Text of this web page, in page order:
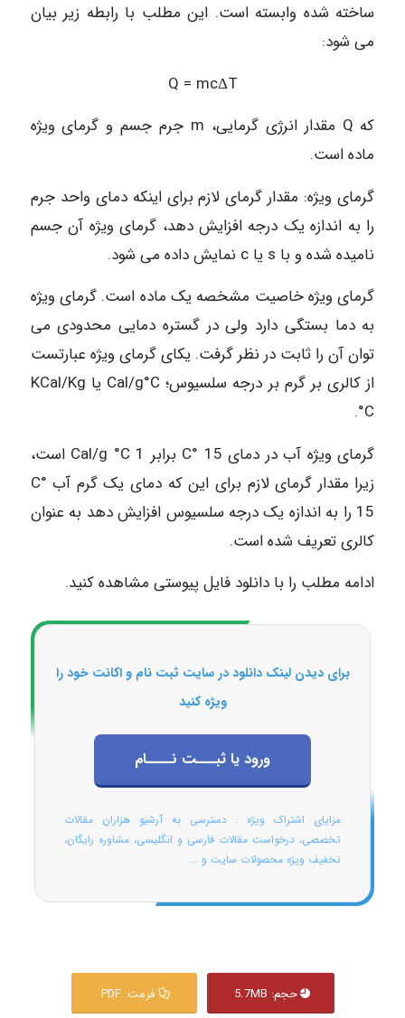
ساخته شده وابسته است. این مطلب با رابطه زیر بیان
می شود:
Q = mcΔT
که Q مقدار انرژی گرمایی، m جرم جسم و گرمای ویژه
ماده است.
گرمای ویژه: مقدار گرمای لازم برای اینکه دمای واحد جرم
را به اندازه یک درجه افزایش دهد، گرمای ویژه آن جسم
نامیده شده و با s یا c نمایش داده می شود.
گرمای ویژه خاصیت مشخصه یک ماده است. گرمای ویژه
به دما بستگی دارد ولی در گستره دمایی محدودی می
توان آن را ثابت در نظر گرفت. یکای گرمای ویژه عبارتست
از کالری بر گرم بر درجه سلسیوس؛ Cal/g°C یا KCal/Kg
°C.
گرمای ویژه آب در دمای C° 15 برابر Cal/g °C 1 است،
زیرا مقدار گرمای لازم برای این که دمای یک گرم آب C°
15 را به اندازه یک درجه سلسیوس افزایش دهد به عنوان
کالری تعریف شده است.
ادامه مطلب را با دانلود فایل پیوستی مشاهده کنید.
برای دیدن لینک دانلود در سایت ثبت نام و اکانت خود را
ویژه کنید
ورود یا ثبـــت نــــام
مزایای اشتراک ویژه : دسترسی به آرشیو هزاران مقالات
تخصصی، درخواست مقالات فارسی و انگلیسی، مشاوره رایگان،
تخفیف ویژه محصولات سایت و ...
حجم: 5.7MB فرمت: PDF